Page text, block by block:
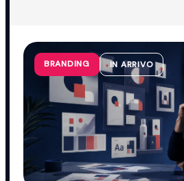
BRANDING IN ARRIVO